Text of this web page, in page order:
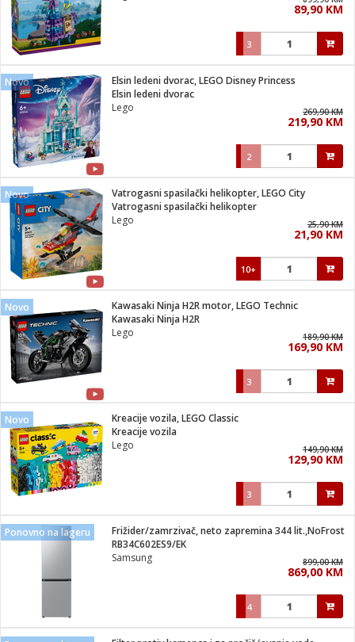
89,90 KM
3
Novo
Elsin ledeni dvorac, LEGO Disney Princess
Elsin ledeni dvorac
Lego
269,90 KM
219,90 KM
2
Novo
Vatrogasni spasilački helikopter, LEGO City
Vatrogasni spasilački helikopter
Lego
25,90 KM
21,90 KM
10+
Novo
Kawasaki Ninja H2R motor, LEGO Technic
Kawasaki Ninja H2R
Lego
189,90 KM
169,90 KM
3
Novo
Kreacije vozila, LEGO Classic
Kreacije vozila
Lego
149,90 KM
129,90 KM
3
Ponovno na lageru
Frižider/zamrzivač, neto zapremina 344 lit.,NoFrost
RB34C602ES9/EK
Samsung
899,00 KM
869,00 KM
4